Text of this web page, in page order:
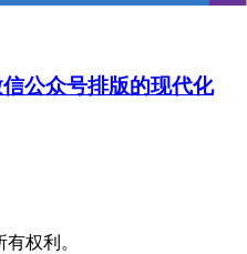
公众号排版的现代化
权利。